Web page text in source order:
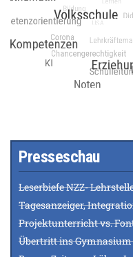
Presseschau
Leserbiefe NZZ-
Tagesanzeiger,
Projektunterricht vs.
Übertritt ins